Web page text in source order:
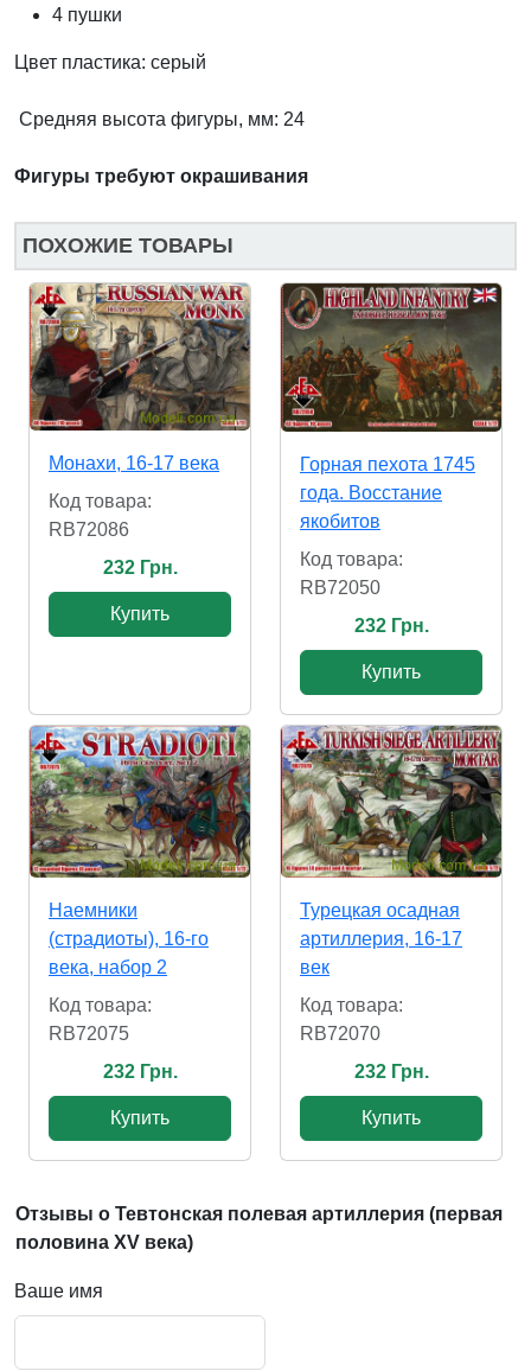
4 пушки
Цвет пластика: серый
Средняя высота фигуры, мм: 24
Фигуры требуют окрашивания
ПОХОЖИЕ ТОВАРЫ
Монахи, 16-17 века
Код товара:
RB72086
232 Грн.
Купить
Горная пехота 1745
года. Восстание
якобитов
Код товара:
RB72050
232 Грн.
Купить
Наемники
(страдиоты), 16-го
века, набор 2
Код товара:
RB72075
232 Грн.
Купить
Турецкая осадная
артиллерия, 16-17
век
Код товара:
RB72070
232 Грн.
Купить
Отзывы о Тевтонская полевая артиллерия (первая
половина XV века)
Ваше имя